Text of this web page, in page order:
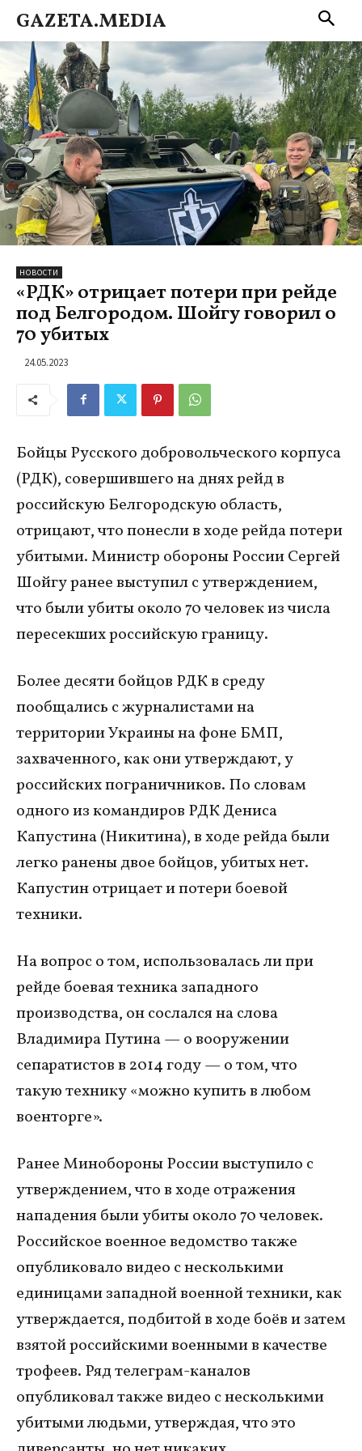
GAZETA.MEDIA
НОВОСТИ
«РДК» отрицает потери при рейде
под Белгородом. Шойгу говорил о
70 убитых
24.05.2023
Бойцы Русского добровольческого корпуса
(РДК), совершившего на днях рейд в
российскую Белгородскую область,
отрицают, что понесли в ходе рейда потери
убитыми. Министр обороны России Сергей
Шойгу ранее выступил с утверждением,
что были убиты около 70 человек из числа
пересекших российскую границу.
Более десяти бойцов РДК в среду
пообщались с журналистами на
территории Украины на фоне БМП,
захваченного, как они утверждают, у
российских пограничников. По словам
одного из командиров РДК Дениса
Капустина (Никитина), в ходе рейда были
легко ранены двое бойцов, убитых нет.
Капустин отрицает и потери боевой
техники.
На вопрос о том, использовалась ли при
рейде боевая техника западного
производства, он сослался на слова
Владимира Путина — о вооружении
сепаратистов в 2014 году — о том, что
такую технику «можно купить в любом
военторге».
Ранее Минобороны России выступило с
утверждением, что в ходе отражения
нападения были убиты около 70 человек.
Российское военное ведомство также
опубликовало видео с несколькими
единицами западной военной техники, как
утверждается, подбитой в ходе боёв и затем
взятой российскими военными в качестве
трофеев. Ряд телеграм-каналов
опубликовал также видео с несколькими
убитыми людьми, утверждая, что это